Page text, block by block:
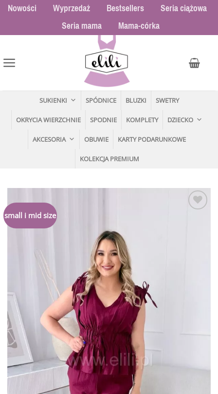
Przewiń
Nowości Wyprzedaż Bestsellers
Seria ciążowa
Seria mama
Mama-córka
SUKIENKI SPÓDNICE BLUZKI SWETRY
OKRYCIA WIERZCHNIE SPODNIE KOMPLETY DZIECKO
AKCESORIA OBUWIE KARTY PODARUNKOWE
KOLEKCJA PREMIUM
small i mid size